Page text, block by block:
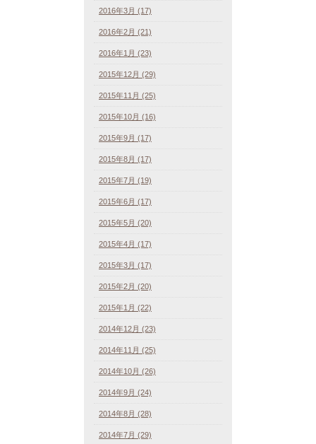
2016年3月 (17)
2016年2月 (21)
2016年1月 (23)
2015年12月 (29)
2015年11月 (25)
2015年10月 (16)
2015年9月 (17)
2015年8月 (17)
2015年7月 (19)
2015年6月 (17)
2015年5月 (20)
2015年4月 (17)
2015年3月 (17)
2015年2月 (20)
2015年1月 (22)
2014年12月 (23)
2014年11月 (25)
2014年10月 (26)
2014年9月 (24)
2014年8月 (28)
2014年7月 (29)